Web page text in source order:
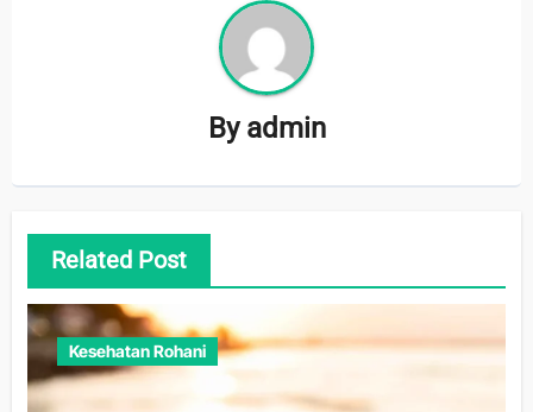
By admin
Related Post
Kesehatan Rohani